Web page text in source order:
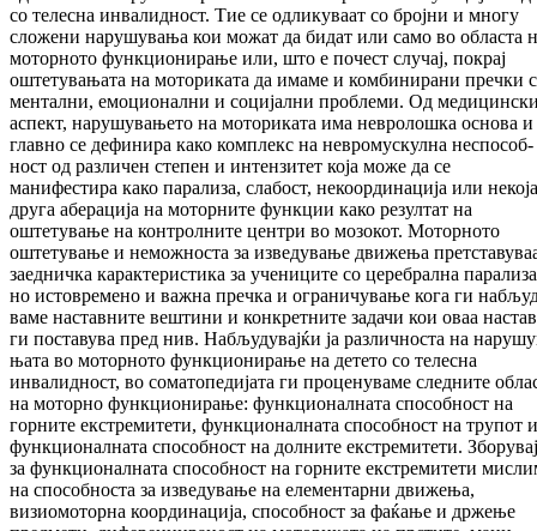
со телесна ин­валидност. Тие се одликуваат со бројни и мно­гу
сложени нарушувања кои можат да би­дат или само во областа
моторното фун­кционирање или, што е почест случај, по­крај
оштетувањата на моториката да има­ме и комбинирани пречки
ментални, емо­цио­нални и социјални проблеми. Од
аспект, нарушувањето на моториката има невролошка основа и
главно се де­фи­ни­ра како комплекс на невромускулна не­спо­соб­
ност од различен степен и интензитет ко­ја може да се
манифестира како парализа, сла­бост, некоординација или некоја
друга абе­рација на моторните функции како ре­зул­тат на
оштетување на контролните центри во мо­зокот. Моторното
оштетување и не­мож­нос­та за изведување движења
заедничка карактеристика за учениците со це­ребрална
но истовремено и важ­на пречка и ограничување кога ги
ва­ме наставните вештини и конкретните за­да­чи кои оваа
ги поставува пред нив. Наб­људувајќи ја различноста на
ња­та во моторното функционирање на де­те­то со телесна
инвалидност, во со­ма­то­пе­ди­ја­та ги проценуваме следните
на мо­тор­но функционирање: функционалната спо­соб­ност на
горните екстремитети, функ­цио­нал­ната способност на трупот и
функ­цио­нал­ната способност на долните екс­тре­ми­те­ти.
за функционалната спо­соб­ност на горните екстремитети
на спо­собноста за изведување на елементарни дви­жења,
визиомоторна координација, спо­соб­ност за фаќање и држење